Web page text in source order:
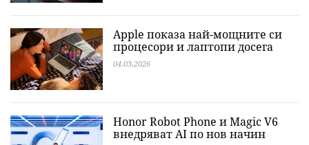
Apple показа най-мощните си
процесори и лаптопи досега
04.03.2026
Honor Robot Phone и Magic V6
внедряват AI по нов начин